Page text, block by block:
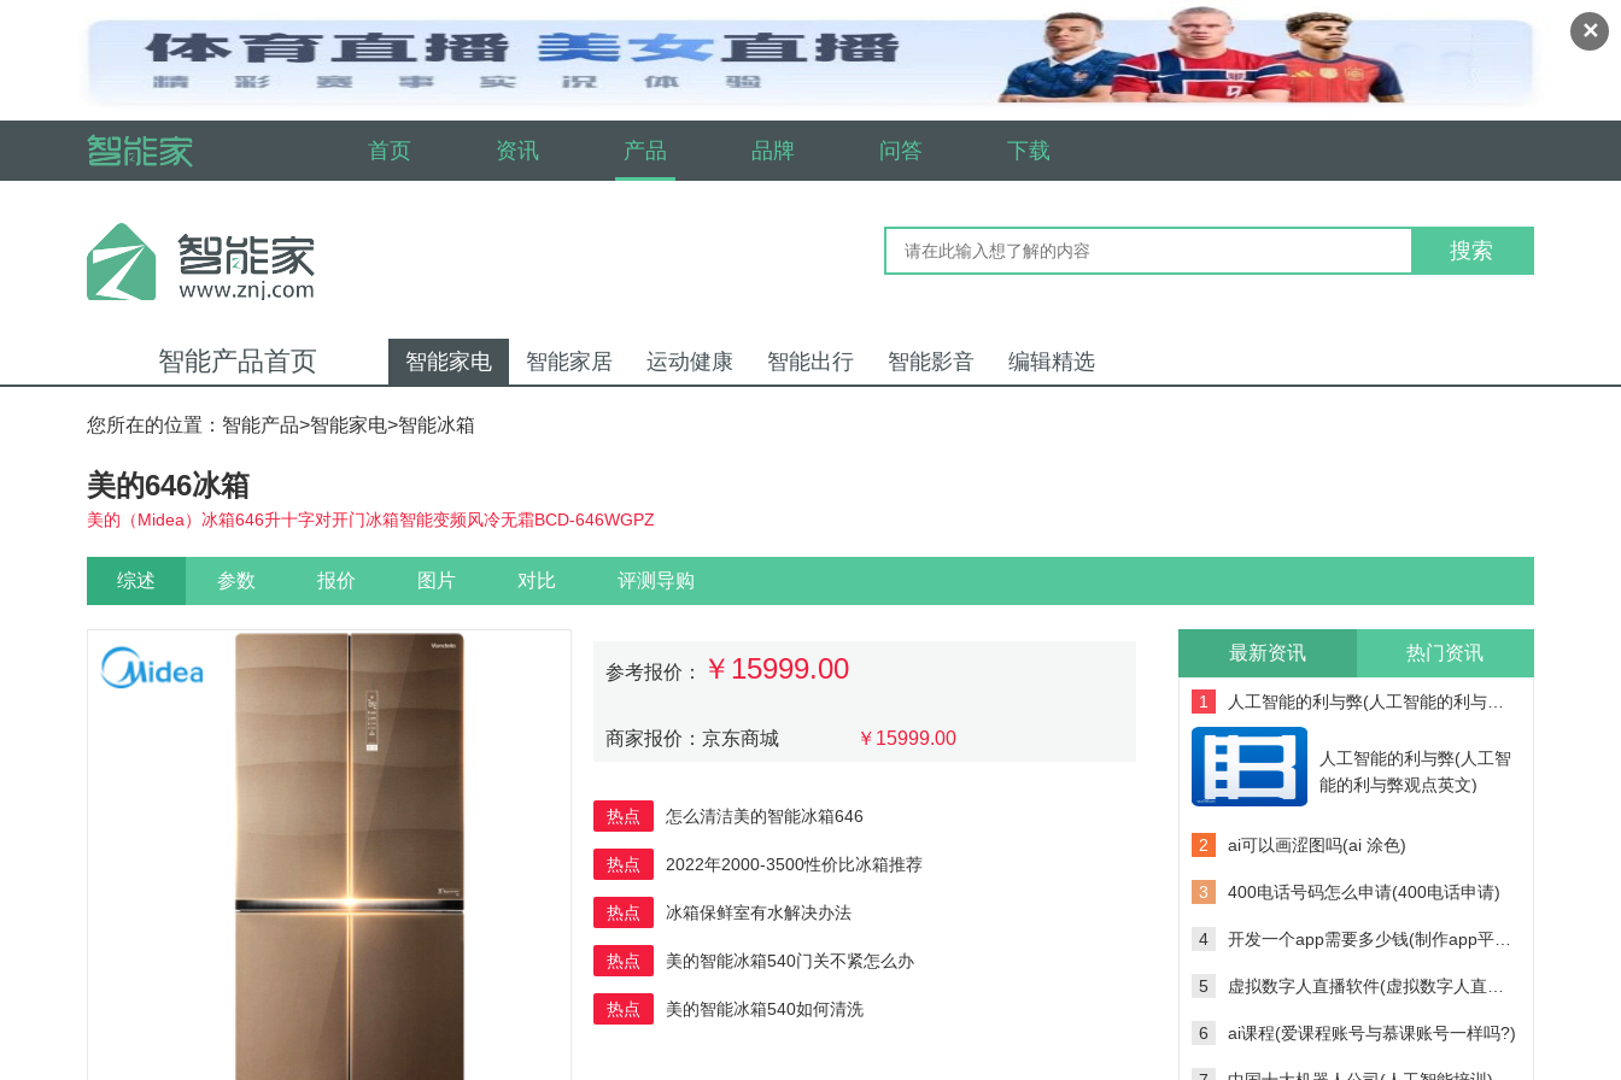
✕
首页 资讯 产品 品牌 问答 下载
搜索
智能产品首页 智能家电 智能家居 运动健康 智能出行 智能影音 编辑精选
您所在的位置： 智能产品>智能家电>智能冰箱
美的646冰箱
美的（Midea）冰箱646升十字对开门冰箱智能变频风冷无霜BCD-646WGPZ
综述 参数 报价 图片 对比 评测导购
参考报价： ￥15999.00
商家报价：京东商城 ￥15999.00
热点 怎么清洁美的智能冰箱646
热点 2022年2000-3500性价比冰箱推荐
热点 冰箱保鲜室有水解决办法
热点 美的智能冰箱540门关不紧怎么办
热点 美的智能冰箱540如何清洗
最新资讯 热门资讯
1
人工智能的利与弊(人工智
能的利与弊观点英文)
2 ai可以画涩图吗(ai 涂色)
3 400电话号码怎么申请(400电话申请)
4
5
6 ai课程(爱课程账号与慕课账号一样吗?)